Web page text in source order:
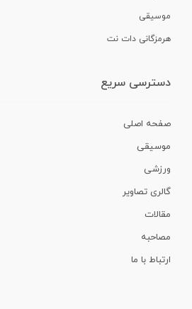
موسیقی
هرمزگانی دات نت
دسترسی سریع
صفحه اصلی
موسیقی
ورزشی
گالری تصاویر
مقالات
مصاحبه
ارتباط با ما